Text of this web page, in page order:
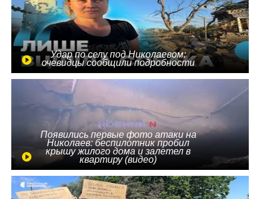
Удар по селу под Николаевом:
очевидцы сообщили подробности
Появились первые фото атаки на
Николаев: беспилотник пробил
крышу жилого дома и залетел в
квартиру (видео)